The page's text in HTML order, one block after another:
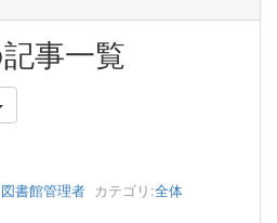
事一覧
図書館管理者 カテゴリ:全体